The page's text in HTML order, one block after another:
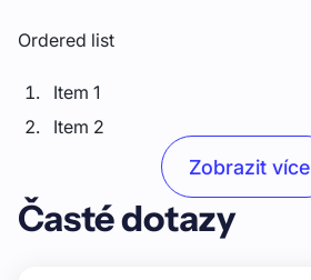
Ordered list
Item 1
Item 2
Unordered list
Zobrazit více
Časté dotazy